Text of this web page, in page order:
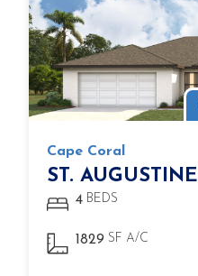
Cape Coral
ST. AUGUSTINE
4 BEDS
1829 SF A/C